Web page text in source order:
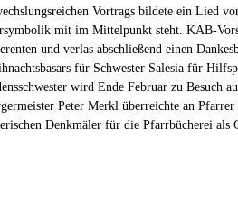
Vortrags bildete ein Lied
mit im Mittelpunkt steht. KAB-
und verlas abschließend einen
für Schwester Salesia für
wird Ende Februar zu Besuch
Peter Merkl überreichte an
Denkmäler für die Pfarrbücherei als